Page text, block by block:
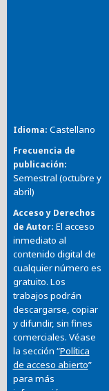
Idioma Castellano
Frecuencia de
publicación
Semestral (octubre y
abril)
Acceso y Derechos
de Autor El acceso
inmediato al
contenido digital de
cualquier número es
gratuito. Los
trabajos podrán
descargarse, copiar
y difundir, sin fines
comerciales. Véase
la sección “Política
de acceso abierto”
para más